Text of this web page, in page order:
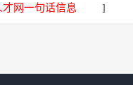
网一句话信息 ]